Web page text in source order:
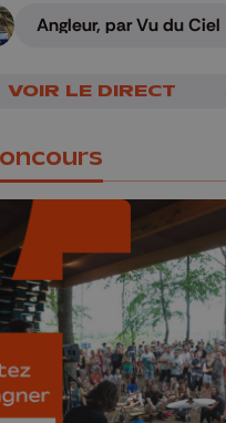
Angleur, par Vu du Ciel
VOIR LE DIRECT
🎁 Gagnez 5x2
places pour le
Ferrières
Festival 🌿🎶